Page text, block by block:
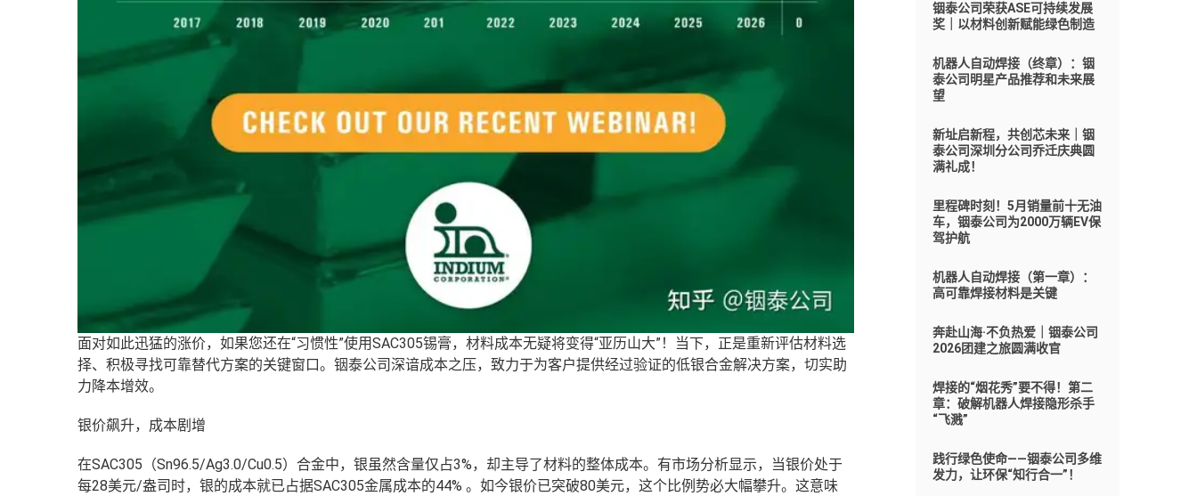
面对如此迅猛的涨价，如果您还在“习惯性”使用SAC305锡膏，材料成本无疑将变得“亚历山大”！当下，正是重新评估材料选
择、积极寻找可靠替代方案的关键窗口。 铟泰公司深谙成本之压，致力于为客户提供经过验证的低银合金解决方案，切实助
力降本增效。
银价飙升，成本剧增
在SAC305（Sn96.5/Ag3.0/Cu0.5）合金中，银虽然含量仅占3%，却主导了材料的整体成本。有市场分析显示，当银价处于
每28美元/盎司时，银的成本就已占据SAC305金属成本的44% 。如今银价已突破80美元，这个比例势必大幅攀升。这意味
铟泰公司荣获ASE可持续发展
奖｜以材料创新赋能绿色制造
机器人自动焊接（终章）：铟
泰公司明星产品推荐和未来展
望
新址启新程，共创芯未来｜铟
泰公司深圳分公司乔迁庆典圆
满礼成！
里程碑时刻！5月销量前十无油
车，铟泰公司为2000万辆EV保
驾护航
机器人自动焊接（第一章）：
高可靠焊接材料是关键
奔赴山海·不负热爱｜铟泰公司
2026团建之旅圆满收官
焊接的“烟花秀”要不得！第二
章：破解机器人焊接隐形杀手
“飞溅”
践行绿色使命——铟泰公司多维
发力，让环保“知行合一”！